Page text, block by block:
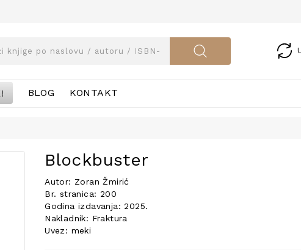
BLOG KONTAKT
Blockbuster
Autor: Zoran Žmirić
Br. stranica: 200
Godina izdavanja: 2025.
Nakladnik: Fraktura
Uvez: meki